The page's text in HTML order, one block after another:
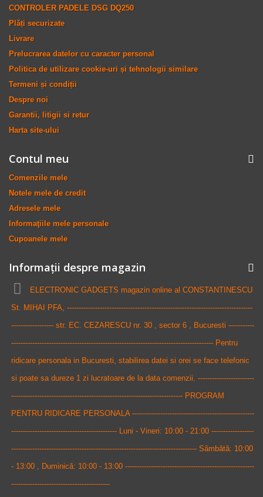
CONTROLER PADELE DSG DQ250
Plăți securizate
Livrare
Prelucrarea datelor cu caracter personal
Politica de utilizare cookie-uri și tehnologii similare
Termeni și condiții
Despre noi
Garantii, litigii si retur
Harta site-ului
Contul meu
Comenzile mele
Notele mele de credit
Adresele mele
Informaţiile mele personale
Cupoanele mele
Informații despre magazin
ELECTRONIC GADGETS magazin online al CONSTANTINESCU
St. MIHAI PFA, -------------------------------------------------------------------------------
------------------ str. EC. CEZARESCU nr. 30 , sector 6 , Bucuresti -----------
-------------------------------------------------------------------------------------- Pentru
ridicare personala in Bucuresti, stabilirea datei si orei se face telefonic
si poate sa dureze 1 zi lucratoare de la data comenzii. ------------------------
------------------------------------------------------------------------- PROGRAM
PENTRU RIDICARE PERSONALA ----------------------------------------------------
--------------------------------------------- Luni - Vineri: 10:00 - 21:00 ------------------
------------------------------------------------------------------------------- Sâmbătă: 10:00
- 13:00 , Duminică: 10:00 - 13:00 -------------------------------------------------------
------------------------------------------